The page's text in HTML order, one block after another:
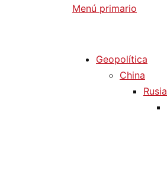
Menú primario
Geopolítica
China
Rusia